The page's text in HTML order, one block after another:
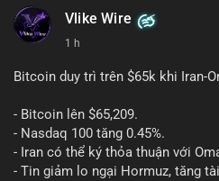
Vlike Wire
1 h
Bitcoin duy trì trên $65k khi Iran-
- Bitcoin lên $65,209.
- Nasdaq 100 tăng 0.45%.
- Iran có thể ký thỏa thuận với
- Tin giảm lo ngại Hormuz, tăng